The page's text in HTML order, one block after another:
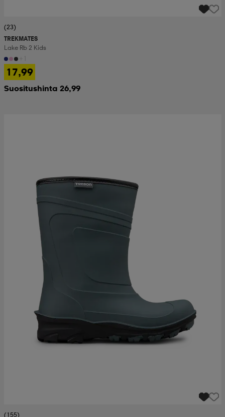
(23)
TREKMATES
Lake Rb 2 Kids
17,99
Suositushinta 26,99
(155)